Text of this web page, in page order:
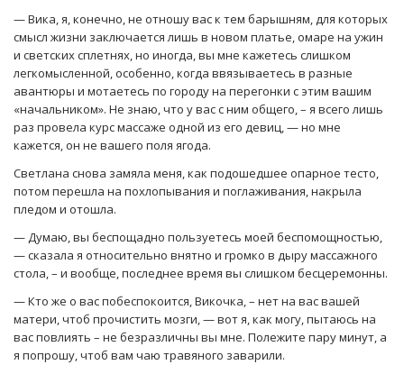
— Вика, я, конечно, не отношу вас к тем барышням, для которых
смысл жизни заключается лишь в новом платье, омаре на ужин
и светских сплетнях, но иногда, вы мне кажетесь слишком
легкомысленной, особенно, когда ввязываетесь в разные
авантюры и мотаетесь по городу на перегонки с этим вашим
«начальником». Не знаю, что у вас с ним общего, – я всего лишь
раз провела курс массаже одной из его девиц, — но мне
кажется, он не вашего поля ягода.
Светлана снова замяла меня, как подошедшее опарное тесто,
потом перешла на похлопывания и поглаживания, накрыла
пледом и отошла.
— Думаю, вы беспощадно пользуетесь моей беспомощностью,
— сказала я относительно внятно и громко в дыру массажного
стола, – и вообще, последнее время вы слишком бесцеремонны.
— Кто же о вас побеспокоится, Викочка, – нет на вас вашей
матери, чтоб прочистить мозги, — вот я, как могу, пытаюсь на
вас повлиять – не безразличны вы мне. Полежите пару минут, а
я попрошу, чтоб вам чаю травяного заварили.